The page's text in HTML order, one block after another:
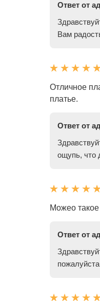
Ответ от
Вам
Отличное
платье.
Ответ от
ощупь, что
Можео такое
Ответ от